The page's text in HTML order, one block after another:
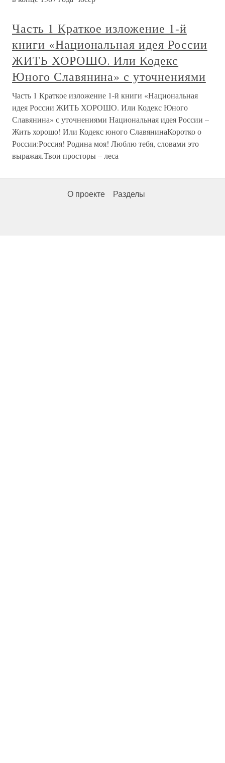
Часть 1 Краткое изложение 1-й
книги «Национальная идея России
ЖИТЬ ХОРОШО. Или Кодекс
Юного Славянина» с уточнениями
Часть 1 Краткое изложение 1-й книги «Национальная
идея России ЖИТЬ ХОРОШО. Или Кодекс Юного
Славянина» с уточнениями Национальная идея России –
Жить хорошо! Или Кодекс юного СлавянинаКоротко о
России:Россия! Родина моя! Люблю тебя, словами это
выражая.Твои просторы – леса
О проекте Разделы